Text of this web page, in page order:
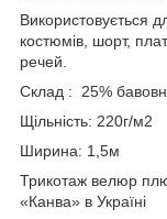
Використовується
костюмів, шорт,
речей.
Склад : 25%
Щільність: 220г/м2
Ширина: 1,5м
Трикотаж велюр
«Канва» в Україні